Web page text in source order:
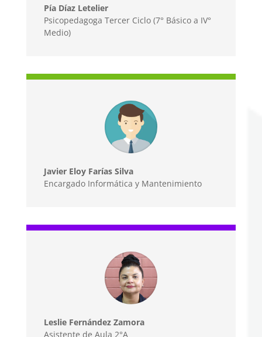
Pía Díaz Letelier
Psicopedagoga Tercer Ciclo (7° Básico a IV°
Medio)
Javier Eloy Farías Silva
Encargado Informática y Mantenimiento
Leslie Fernández Zamora
Asistente de Aula 2°A